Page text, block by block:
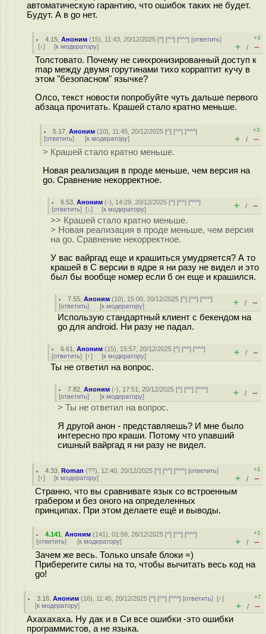
автоматическую гарантию, что ошибок таких не будет.
Будут. А в go нет.
4.15 ,Аноним (15), 11:43, 20/12/2025 [^] [^^] [^^^] [ответить]
[↓] [к модератору]
+3
+ / –
Толстовато. Почему не синхронизированный доступ к
map между двумя горутинами тихо корраптит кучу в
этом "безопасном" язычке?
Олсо, текст новости попробуйте чуть дальше первого
абзаца прочитать. Крашей стало кратно меньше.
5.17 ,Аноним (10), 11:45, 20/12/2025 [^] [^^] [^^^]
[ответить] [к модератору]
+3
+ / –
> Крашей стало кратно меньше.
Новая реализация в проде меньше, чем версия на
go. Сравнение некорректное.
6.53 ,Аноним (-), 14:29, 20/12/2025 [^] [^^] [^^^]
[ответить] [↓] [к модератору] + / –
>> Крашей стало кратно меньше.
> Новая реализация в проде меньше, чем версия
на go. Сравнение некорректное.
У вас вайргад еще и крашиться умудряется? А то
крашей в C версии в ядре я ни разу не видел и это
был бы вообще номер если б он еще и крашился.
7.55 ,Аноним (10), 15:00, 20/12/2025 [^] [^^] [^^^]
[ответить] [к модератору] + / –
Использую стандартный клиент с бекендом на
go для android. Ни разу не падал.
6.61 ,Аноним (15), 15:57, 20/12/2025 [^] [^^] [^^^]
[ответить] [↑] [к модератору] + / –
Ты не ответил на вопрос.
7.82 ,Аноним (-), 17:51, 20/12/2025 [^] [^^] [^^^]
[ответить] [к модератору] + / –
> Ты не ответил на вопрос.
Я другой анон - представляешь? И мне было
интересно про краши. Потому что упавший
сишный вайргад я ни разу не видел.
4.33 ,Roman (??), 12:40, 20/12/2025 [^] [^^] [^^^] [ответить]
[↑] [к модератору]
+1
+ / –
Странно, что вы сравнивате язык со встроенным
грабером и без оного на определенных
принципах. При этом делаете ещё и выводы.
4.141 ,Аноним (141), 01:59, 26/12/2025 [^] [^^] [^^^]
[ответить] [к модератору]
+1
+ / –
Зачем же весь. Только unsafe блоки =)
Приберегите силы на то, чтобы вычитать весь код на
go!
3.16 ,Аноним (16), 11:45, 20/12/2025 [^] [^^] [^^^] [ответить][↑]
[к модератору]
+7
+ / –
Ахахахаха. Ну дак и в Си все ошибки -это ошибки
программистов, а не языка.